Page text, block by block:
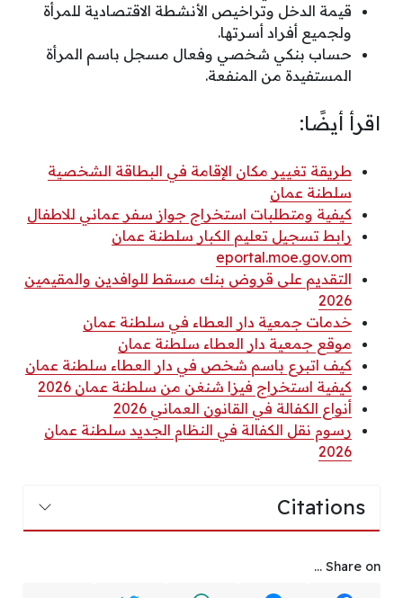
قيمة الدخل وتراخيص الأنشطة الاقتصادية للمرأة
ولجميع أفراد أسرتها.
حساب بنكي شخصي وفعال مسجل باسم المرأة
المستفيدة من المنفعة.
اقرأ أيضًا:
طريقة تغيير مكان الإقامة في البطاقة الشخصية
سلطنة عمان
كيفية ومتطلبات استخراج جواز سفر عماني للاطفال
رابط تسجيل تعليم الكبار سلطنة عمان
eportal.moe.gov.om
التقديم على قروض بنك مسقط للوافدين والمقيمين
2026
خدمات جمعية دار العطاء في سلطنة عمان
موقع جمعية دار العطاء سلطنة عمان
كيف اتبرع باسم شخص في دار العطاء سلطنة عمان
كيفية استخراج فيزا شنغن من سلطنة عمان 2026
أنواع الكفالة في القانون العماني 2026
رسوم نقل الكفالة في النظام الجديد سلطنة عمان
2026
Citations
Share on ...